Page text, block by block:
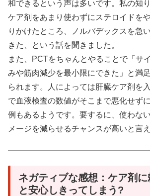
和できるという声は多いです。私の知
ケア剤をあまり使わずにステロイドを
りかけたところ、ノルバデックスを急
きた、という話を聞きました。
また、PCTをちゃんとやることで「サ
みや筋肉減少を最小限にできた」と満
られます。人によっては肝臓ケア剤を
で血液検査の数値がそこまで悪化せず
例もあるようです。要するに、使わな
メージを減らせるチャンスが高いと言え
ネガティブな感想：ケア剤に
と安心しきってしまう?